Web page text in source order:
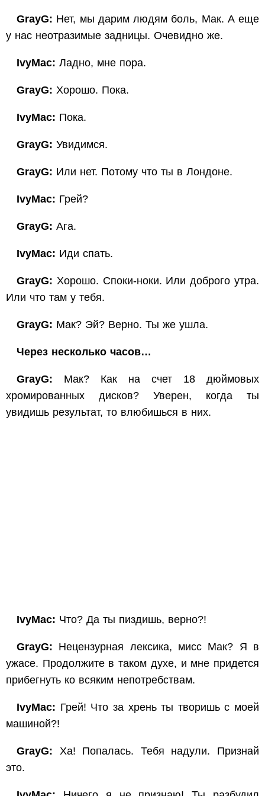
GrayG: Нет, мы дарим людям боль, Мак. А еще
у нас неотразимые задницы. Очевидно же.
IvyMac: Ладно, мне пора.
GrayG: Хорошо. Пока.
IvyMac: Пока.
GrayG: Увидимся.
GrayG: Или нет. Потому что ты в Лондоне.
IvyMac: Грей?
GrayG: Ага.
IvyMac: Иди спать.
GrayG: Хорошо. Споки-ноки. Или доброго утра.
Или что там у тебя.
GrayG: Мак? Эй? Верно. Ты же ушла.
Через несколько часов…
GrayG: Мак? Как на счет 18 дюймовых
хромированных дисков? Уверен, когда ты
увидишь результат, то влюбишься в них.
IvyMac: Что? Да ты пиздишь, верно?!
GrayG: Нецензурная лексика, мисс Мак? Я в
ужасе. Продолжите в таком духе, и мне придется
прибегнуть ко всяким непотребствам.
IvyMac: Грей! Что за хрень ты творишь с моей
машиной?!
GrayG: Ха! Попалась. Тебя надули. Признай
это.